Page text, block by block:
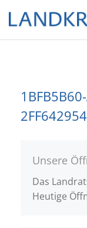
Unsere
Das
Heutige